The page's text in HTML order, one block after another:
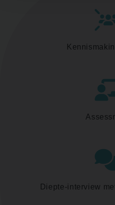
Diepte-interview